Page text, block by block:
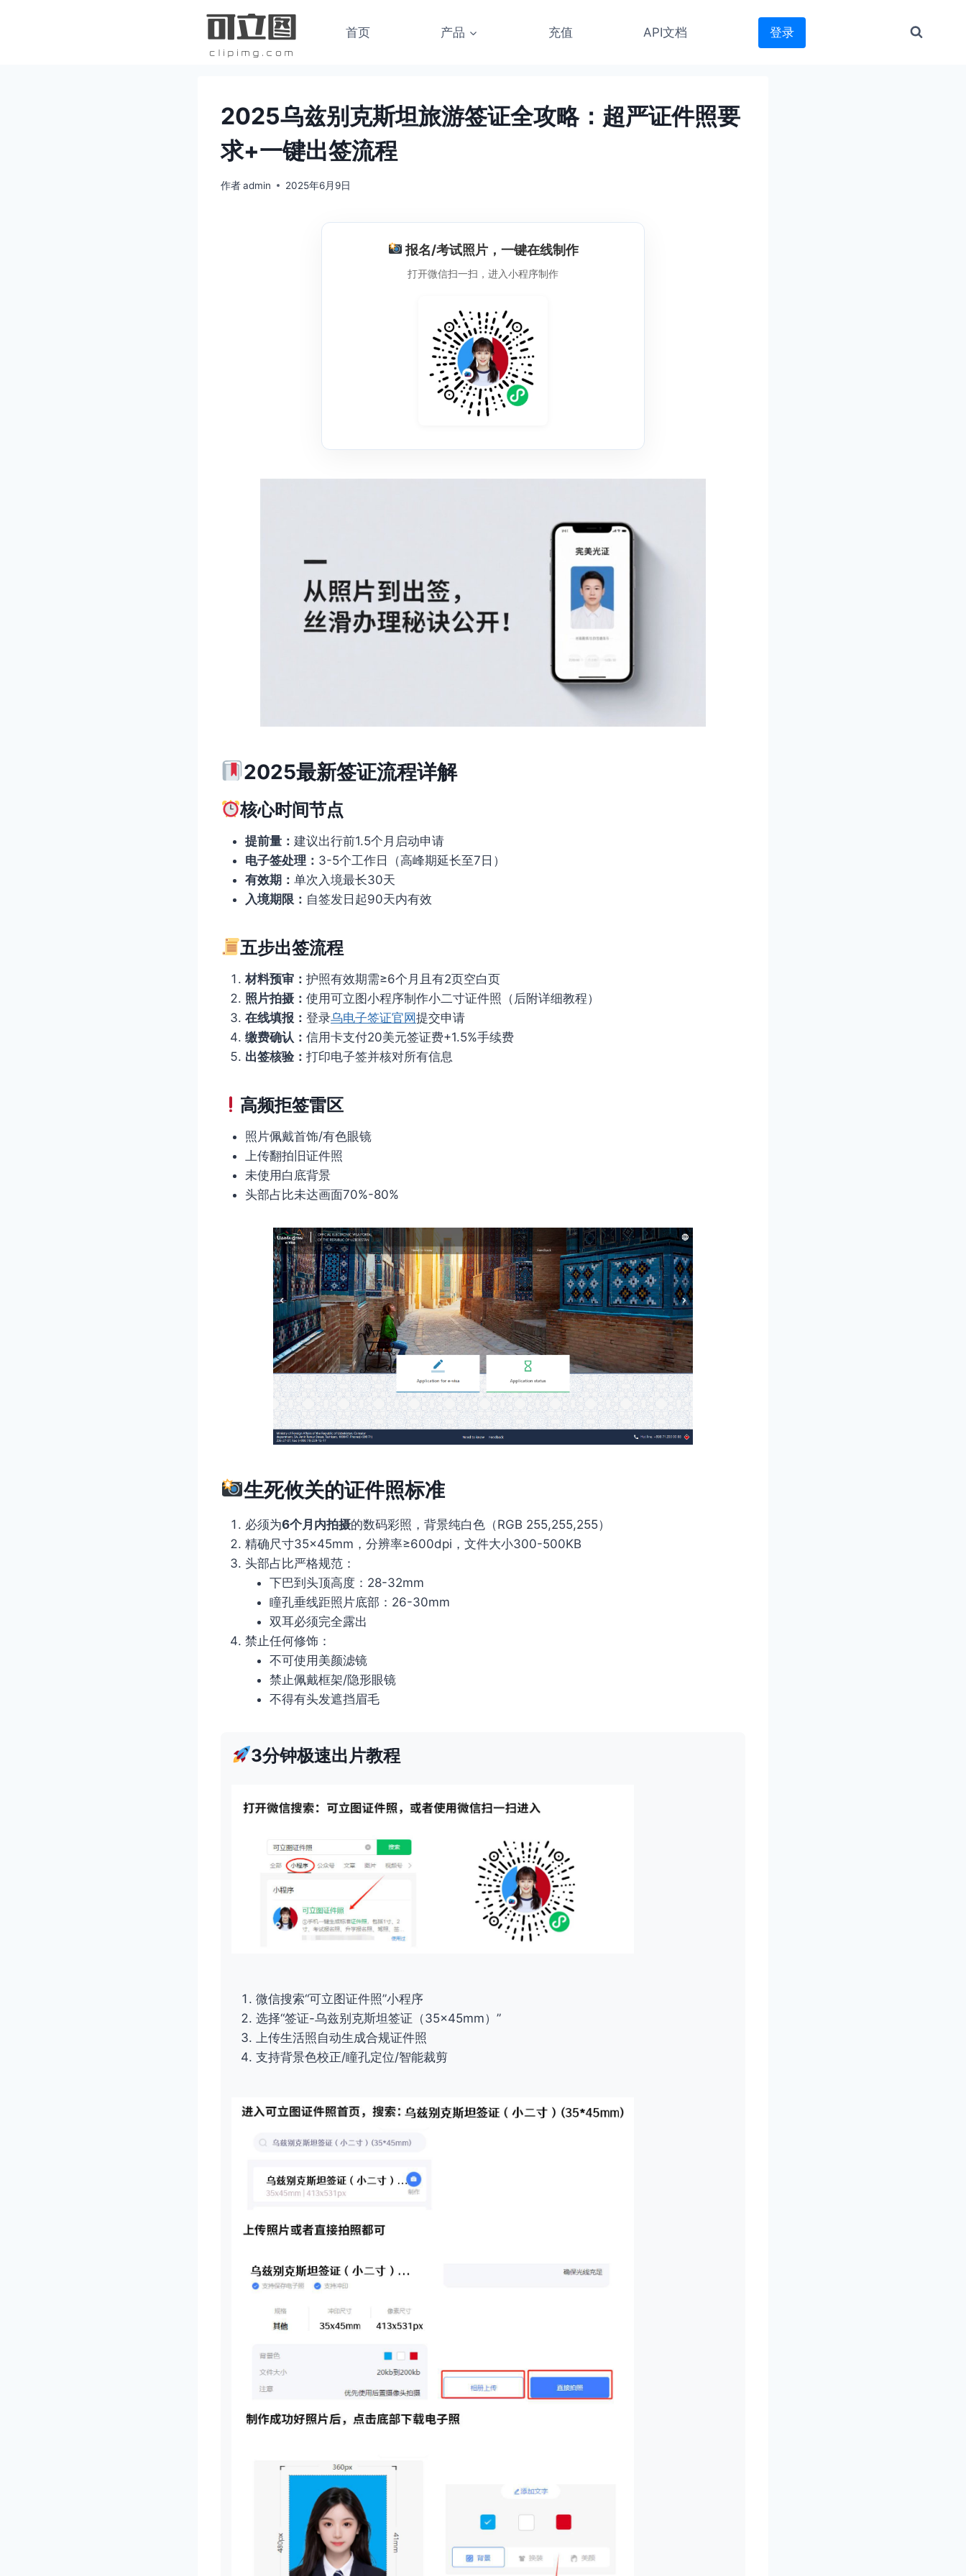
首页 产品 充值 API文档 登录
2025乌兹别克斯坦旅游签证全攻略：超严证件照要
求+一键出签流程
作者admin 2025年6月9日
报名/考试照片，一键在线制作
打开微信扫一扫，进入小程序制作
2025最新签证流程详解
核心时间节点
提前量： 建议出行前1.5个月启动申请
电子签处理： 3-5个工作日（高峰期延长至7日）
有效期： 单次入境最长30天
入境期限： 自签发日起90天内有效
五步出签流程
材料预审： 护照有效期需≥6个月且有2页空白页
照片拍摄： 使用可立图小程序制作小二寸证件照（后附详细教程）
在线填报： 登录乌电子签证官网提交申请
缴费确认： 信用卡支付20美元签证费+1.5%手续费
出签核验： 打印电子签并核对所有信息
高频拒签雷区
照片佩戴首饰/有色眼镜
上传翻拍旧证件照
未使用白底背景
头部占比未达画面70%-80%
生死攸关的证件照标准
必须为6个月内拍摄的数码彩照，背景纯白色（RGB 255,255,255）
精确尺寸35×45mm，分辨率≥600dpi，文件大小300-500KB
头部占比严格规范：
下巴到头顶高度：28-32mm
瞳孔垂线距照片底部：26-30mm
双耳必须完全露出
禁止任何修饰：
不可使用美颜滤镜
禁止佩戴框架/隐形眼镜
不得有头发遮挡眉毛
3分钟极速出片教程
微信搜索“可立图证件照”小程序
选择“签证-乌兹别克斯坦签证（35×45mm）”
上传生活照自动生成合规证件照
支持背景色校正/瞳孔定位/智能裁剪